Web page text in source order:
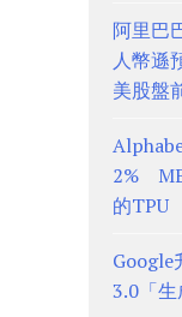
阿里巴
人幣遜
美股盤
2%
的TPU
3.0「生